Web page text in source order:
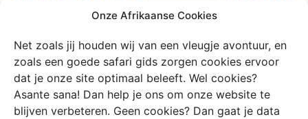
Onze Afrikaanse Cookies
Net zoals jij houden wij van een vleugje avontuur, en
zoals een goede safari gids zorgen cookies ervoor
dat je onze site optimaal beleeft. Wel cookies?
Asante sana! Dan help je ons om onze website te
blijven verbeteren. Geen cookies? Dan gaat je data
Persoonlijke aanpak